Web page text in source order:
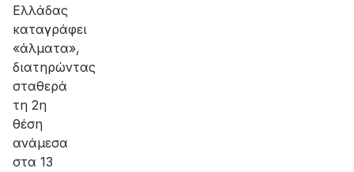
Ελλάδας
καταγράφει
«άλματα»,
διατηρώντας
σταθερά
τη 2η
θέση
ανάμεσα
στα 13